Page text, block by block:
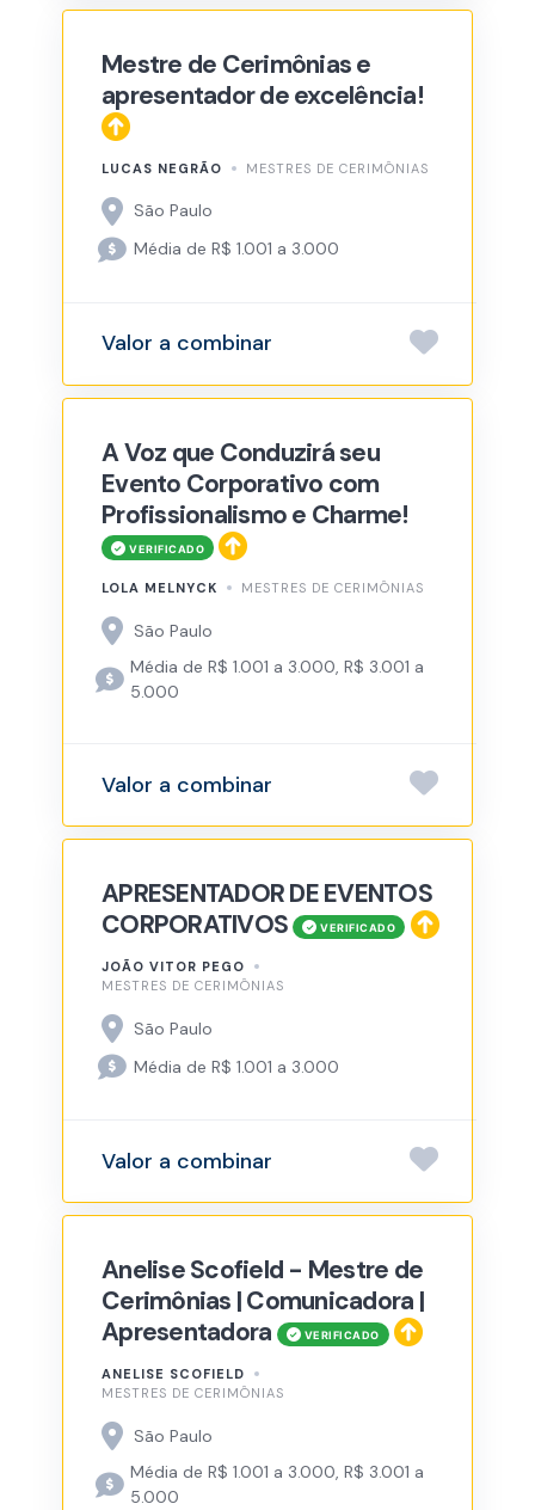
Mestre de Cerimônias e
apresentador de excelência!
LUCAS NEGRÃO MESTRES DE CERIMÔNIAS
São Paulo
Média de R$ 1.001 a 3.000
Valor a combinar
A Voz que Conduzirá seu
Evento Corporativo com
Profissionalismo e Charme!
LOLA MELNYCK MESTRES DE CERIMÔNIAS
São Paulo
Média de R$ 1.001 a 3.000, R$ 3.001 a
5.000
Valor a combinar
APRESENTADOR DE EVENTOS
CORPORATIVOS
JOÃO VITOR PEGO
MESTRES DE CERIMÔNIAS
São Paulo
Média de R$ 1.001 a 3.000
Valor a combinar
Anelise Scofield - Mestre de
Cerimônias | Comunicadora |
Apresentadora
ANELISE SCOFIELD
MESTRES DE CERIMÔNIAS
São Paulo
Média de R$ 1.001 a 3.000, R$ 3.001 a
5.000